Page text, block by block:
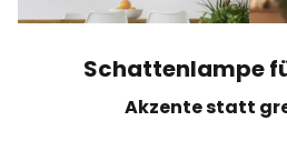
Schattenlampe
Akzente statt